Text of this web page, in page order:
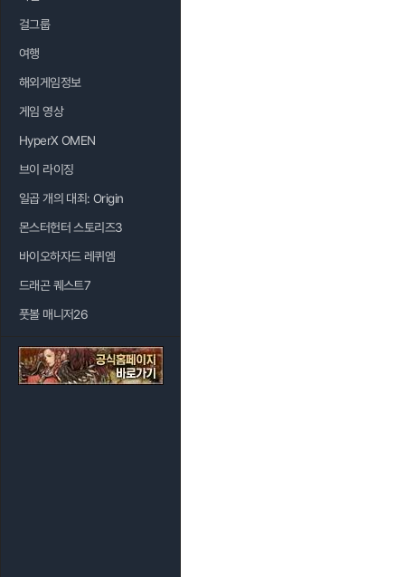
걸그룹
여행
해외게임정보
게임 영상
HyperX OMEN
브이 라이징
일곱 개의 대죄: Origin
몬스터헌터 스토리즈3
바이오하자드 레퀴엠
드래곤 퀘스트7
풋볼 매니저26